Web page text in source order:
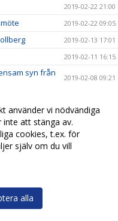
2019-02-22 21:00
2019-02-22 09:05
2019-02-13 17:01
2019-02-11 16:15
syn från
2019-02-08 09:21
2019-02-01 15:35
2019-01-23 21:09
2019-01-23 20:51
använder vi nödvändiga
inte att stänga av.
cookies, t.ex. för
själv om du vill
alla